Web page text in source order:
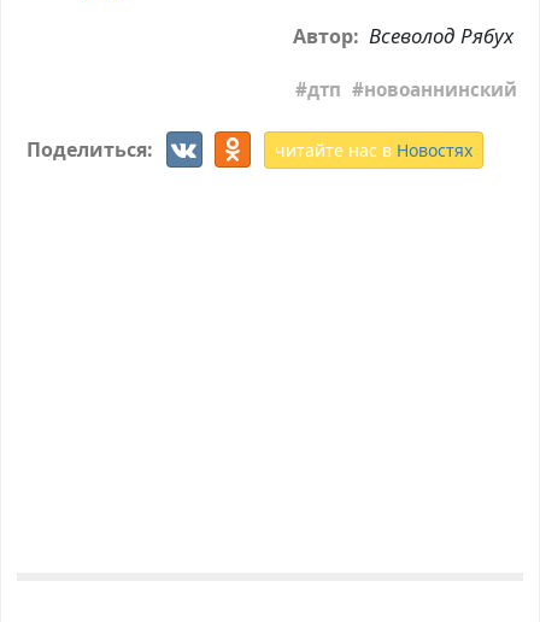
Автор: Всеволод Рябух
дтп новоаннинский
Поделиться: читайте нас в Новостях